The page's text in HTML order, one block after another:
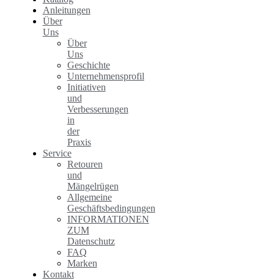
Anleitungen
Über
Uns
Über
Uns
Geschichte
Unternehmensprofil
Initiativen
und
Verbesserungen
in
der
Praxis
Service
Retouren
und
Mängelrügen
Allgemeine
Geschäftsbedingungen
INFORMATIONEN
ZUM
Datenschutz
FAQ
Marken
Kontakt